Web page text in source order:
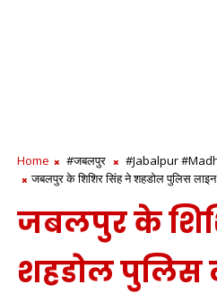
Home #जबलपुर
#Jabalpur
जबलपुर के शिशिर सिंह ने शहडोल पुलिस लाइन
जबलपुर के
शहडोल पुलिस